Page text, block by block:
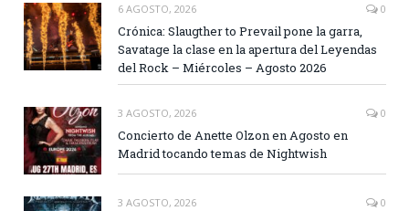
6 AGOSTO, 2026 0
Crónica: Slaugther to Prevail pone la garra,
Savatage la clase en la apertura del Leyendas
del Rock – Miércoles – Agosto 2026
3 AGOSTO, 2026 0
Concierto de Anette Olzon en Agosto en
Madrid tocando temas de Nightwish
3 AGOSTO, 2026 0